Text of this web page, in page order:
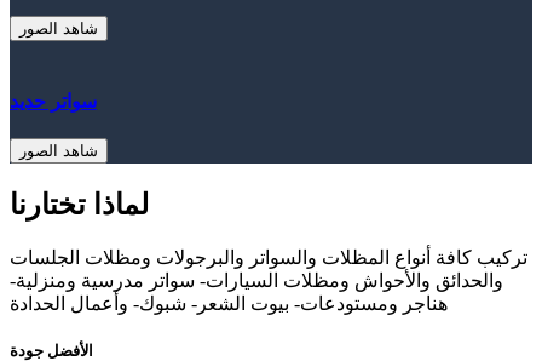
شاهد الصور
سواتر حديد
شاهد الصور
لماذا تختارنا
تركيب كافة أنواع المظلات والسواتر والبرجولات ومظلات الجلسات
والحدائق والأحواش ومظلات السيارات- سواتر مدرسية ومنزلية-
هناجر ومستودعات- بيوت الشعر- شبوك- وأعمال الحدادة
الأفضل جودة